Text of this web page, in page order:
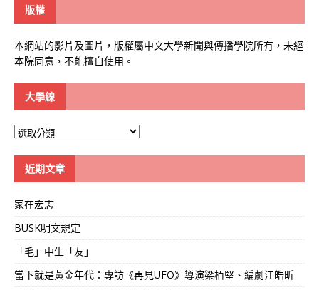
版權
本網站的影片及圖片，版權屬中文大學新聞與傳播學院所有，未經
本院同意，不能擅自使用。
大學線
大
近期文章
家在宏志
BUSK明文規定
「毛」中生「友」
當下就是黃金年代：專訪《再見UFO》導演梁栢堅、編劇江皓昕